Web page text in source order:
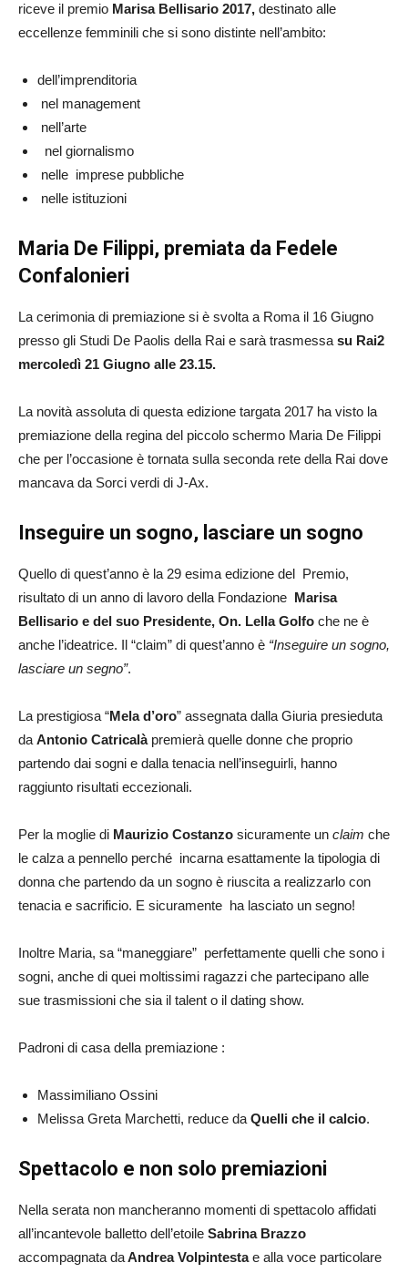
riceve il premio Marisa Bellisario 2017, destinato alle
eccellenze femminili che si sono distinte nell’ambito:
dell’imprenditoria
nel management
nell’arte
nel giornalismo
nelle imprese pubbliche
nelle istituzioni
Maria De Filippi, premiata da Fedele
Confalonieri
La cerimonia di premiazione si è svolta a Roma il 16 Giugno
presso gli Studi De Paolis della Rai e sarà trasmessa su Rai2
mercoledì 21 Giugno alle 23.15.
La novità assoluta di questa edizione targata 2017 ha visto la
premiazione della regina del piccolo schermo Maria De Filippi
che per l’occasione è tornata sulla seconda rete della Rai dove
mancava da Sorci verdi di J-Ax.
Inseguire un sogno, lasciare un sogno
Quello di quest’anno è la 29 esima edizione del Premio,
risultato di un anno di lavoro della Fondazione Marisa
Bellisario e del suo Presidente, On. Lella Golfo che ne è
anche l’ideatrice. Il “claim” di quest’anno è “Inseguire un sogno,
lasciare un segno”.
La prestigiosa “Mela d’oro” assegnata dalla Giuria presieduta
da Antonio Catricalàpremierà quelle donne che proprio
partendo dai sogni e dalla tenacia nell’inseguirli, hanno
raggiunto risultati eccezionali.
Per la moglie di Maurizio Costanzo sicuramente un claim che
le calza a pennello perché incarna esattamente la tipologia di
donna che partendo da un sogno è riuscita a realizzarlo con
tenacia e sacrificio. E sicuramente ha lasciato un segno!
Inoltre Maria, sa “maneggiare” perfettamente quelli che sono i
sogni, anche di quei moltissimi ragazzi che partecipano alle
sue trasmissioni che sia il talent o il dating show.
Padroni di casa della premiazione :
Massimiliano Ossini
Melissa Greta Marchetti, reduce da Quelli che il calcio.
Spettacolo e non solo premiazioni
Nella serata non mancheranno momenti di spettacolo affidati
all’incantevole balletto dell’etoile Sabrina Brazzo
accompagnata daAndrea Volpintestae alla voce particolare